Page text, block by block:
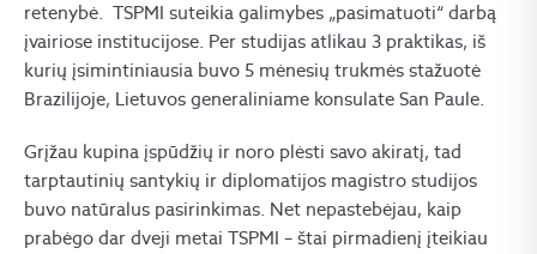
retenybė. TSPMI suteikia galimybes „pasimatuoti“ darbą
įvairiose institucijose. Per studijas atlikau 3 praktikas, iš
kurių įsimintiniausia buvo 5 mėnesių trukmės stažuotė
Brazilijoje, Lietuvos generaliniame konsulate San Paule.
Grįžau kupina įspūdžių ir noro plėsti savo akiratį, tad
tarptautinių santykių ir diplomatijos magistro studijos
buvo natūralus pasirinkimas. Net nepastebėjau, kaip
prabėgo dar dveji metai TSPMI – štai pirmadienį įteikiau